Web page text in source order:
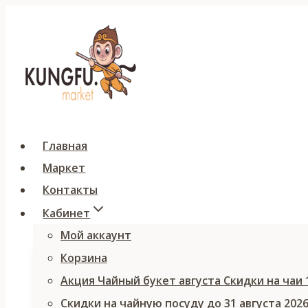
содержимому
Главная
Маркет
Контакты
Кабинет
Мой аккаунт
Корзина
Акция Чайный букет августа Скидки на чаи
Скидки на чайную посуду до 31 августа 2026